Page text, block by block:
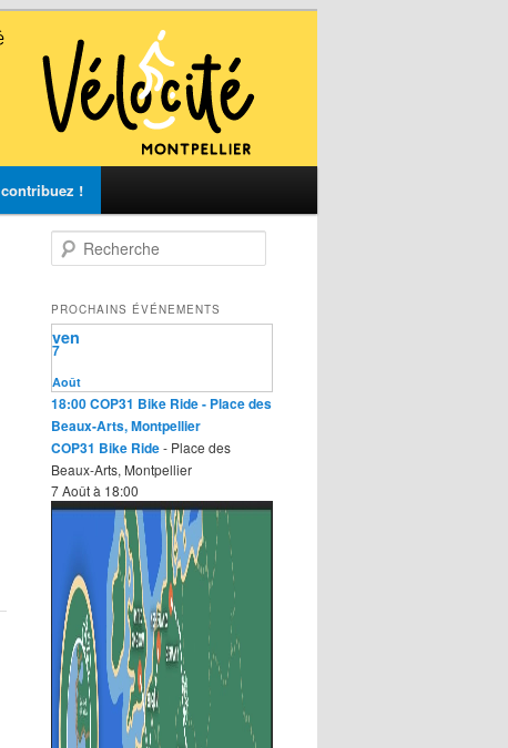
!
e
h
e
r
h
e
PROCHAINS ÉVÉNEMENTS
Août
7
ven
18:00COP31 Bike Ride- Place des
Beaux-Arts, Montpellier
COP31 Bike Ride- Place des
Beaux-Arts, Montpellier
7 Août à 18:00